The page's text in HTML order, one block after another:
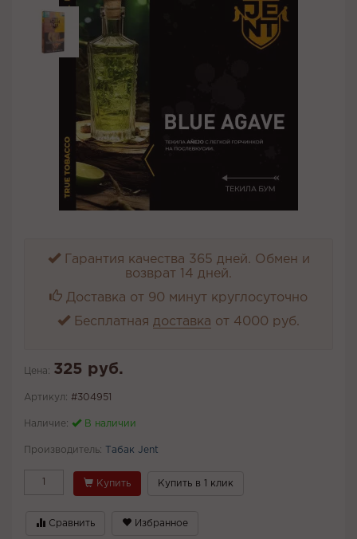
Гарантия качества 365 дней. Обмен и
возврат 14 дней.
Доставка от 90 минут круглосуточно
Бесплатная доставка от 4000 руб.
Цена: 325 руб.
Артикул: #304951
Наличие: В наличии
Производитель: Табак Jent
Купить Купить в 1 клик
Сравнить Избранное